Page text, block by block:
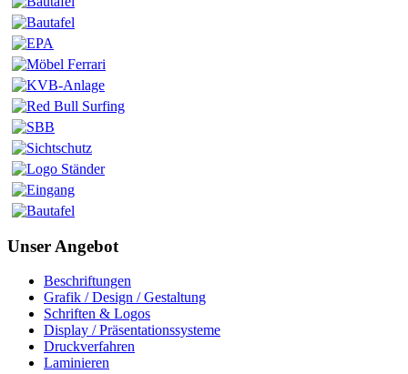
Unser Angebot
Beschriftungen
Grafik / Design / Gestaltung
Schriften & Logos
Display / Präsentationssysteme
Druckverfahren
Laminieren